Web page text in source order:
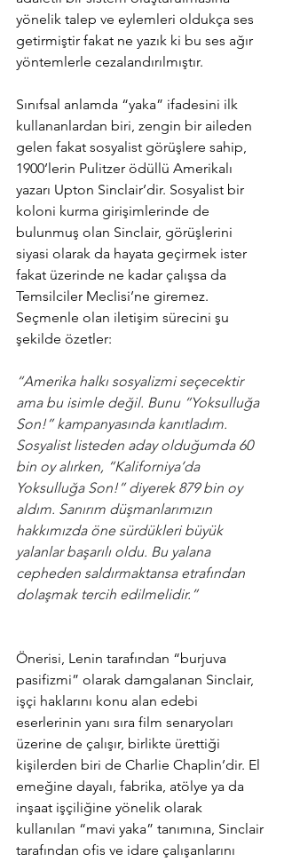
yönelik talep ve eylemleri oldukça ses
getirmiştir fakat ne yazık ki bu ses ağır
yöntemlerle cezalandırılmıştır.
Sınıfsal anlamda “yaka” ifadesini ilk
kullananlardan biri, zengin bir aileden
gelen fakat sosyalist görüşlere sahip,
1900’lerin Pulitzer ödüllü Amerikalı
yazarı Upton Sinclair’dir. Sosyalist bir
koloni kurma girişimlerinde de
bulunmuş olan Sinclair, görüşlerini
siyasi olarak da hayata geçirmek ister
fakat üzerinde ne kadar çalışsa da
Temsilciler Meclisi’ne giremez.
Seçmenle olan iletişim sürecini şu
şekilde özetler:
“Amerika halkı sosyalizmi seçecektir
ama bu isimle değil. Bunu “Yoksulluğa
Son!” kampanyasında kanıtladım.
Sosyalist listeden aday olduğumda 60
bin oy alırken, “Kaliforniya’da
Yoksulluğa Son!” diyerek 879 bin oy
aldım. Sanırım düşmanlarımızın
hakkımızda öne sürdükleri büyük
yalanlar başarılı oldu. Bu yalana
cepheden saldırmaktansa etrafından
dolaşmak tercih edilmelidir.”
Önerisi, Lenin tarafından “burjuva
pasifizmi” olarak damgalanan Sinclair,
işçi haklarını konu alan edebi
eserlerinin yanı sıra film senaryoları
üzerine de çalışır, birlikte ürettiği
kişilerden biri de Charlie Chaplin’dir. El
emeğine dayalı, fabrika, atölye ya da
inşaat işçiliğine yönelik olarak
kullanılan “mavi yaka” tanımına, Sinclair
tarafından ofis ve idare çalışanlarını